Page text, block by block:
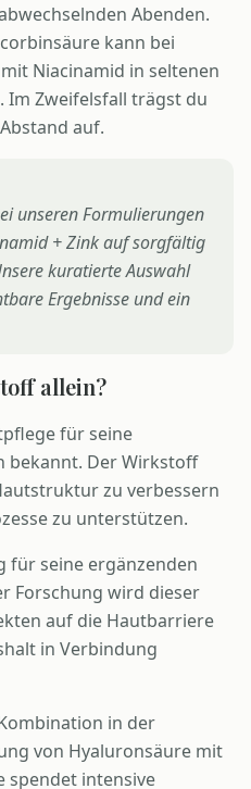
Abenden.
kann bei
Niacinamid in seltenen
Im Zweifelsfall trägst du
auf.
unseren Formulierungen
+ Zink auf sorgfältig
kuratierte Auswahl
Ergebnisse und ein
allein?
für seine
bekannt. Der Wirkstoff
zu verbessern
zu unterstützen.
seine ergänzenden
Forschung wird dieser
auf die Hautbarriere
in Verbindung
in der
von Hyaluronsäure mit
spendet intensive